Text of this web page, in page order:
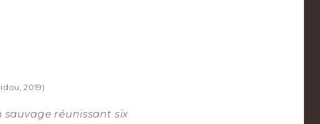
2019)
sauvage réunissant six